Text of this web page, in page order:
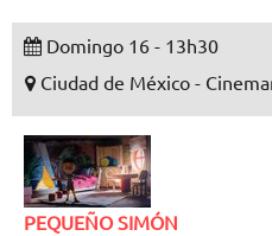
Domingo 16 - 13h30
Ciudad de México -
PEQUEÑO SIMÓN